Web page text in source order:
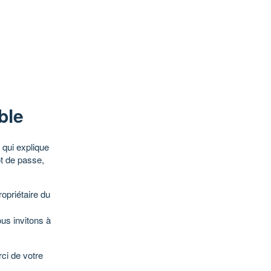
explique
de passe,
du
invitons à
de votre